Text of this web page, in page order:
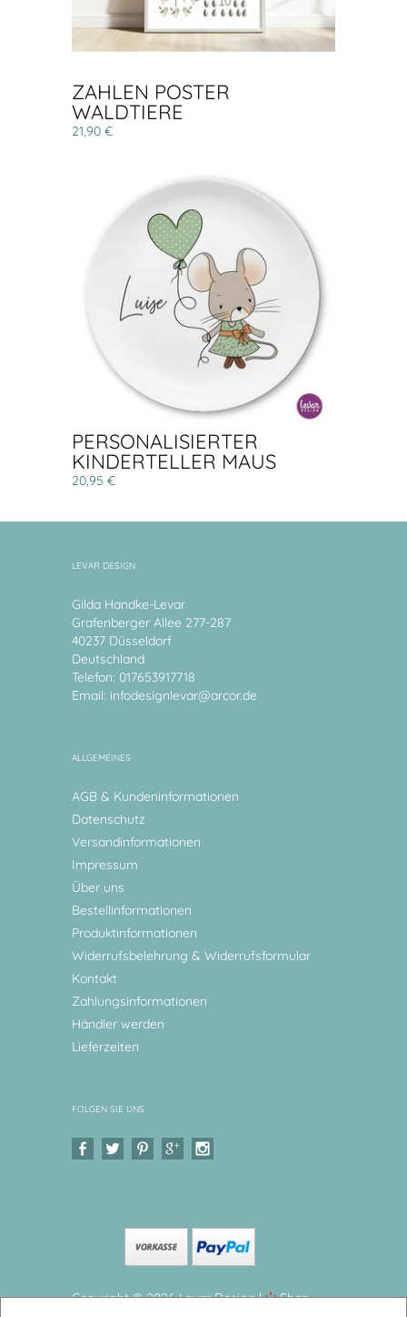
ZAHLEN POSTER
WALDTIERE
21,90 €
PERSONALISIERTER
KINDERTELLER MAUS
20,95 €
LEVAR DESIGN
Gilda Handke-Levar
Grafenberger Allee 277-287
40237 Düsseldorf
Deutschland
Telefon: 017653917718
Email: infodesignlevar@arcor.de
ALLGEMEINES
AGB & Kundeninformationen
Datenschutz
Versandinformationen
Impressum
Über uns
Bestellinformationen
Produktinformationen
Widerrufsbelehrung & Widerrufsformular
Kontakt
Zahlungsinformationen
Händler werden
Lieferzeiten
FOLGEN SIE UNS
Copyright © 2026 Levar Design |
Shop